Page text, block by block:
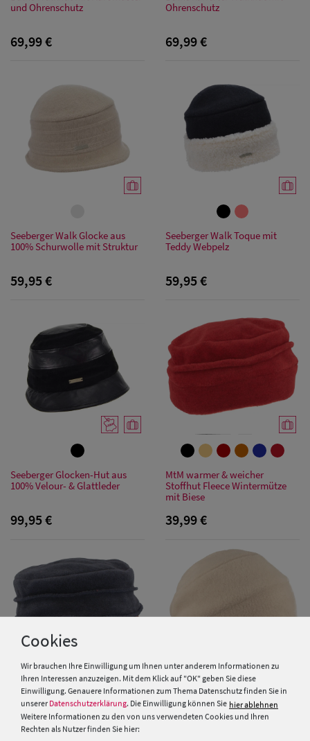
Damen
Baseball Caps
Damen UV-
Damen
Damen
& Visoren
Damen
Snapback Caps
und Ohrenschutz
69,99 €
Ohrenschutz
69,99 €
Seeberger Walk Glocke aus
100% Schurwolle mit Struktur
59,95 €
Seeberger Walk Toque mit
Teddy Webpelz
59,95 €
Seeberger Glocken-Hut aus
100% Velour- & Glattleder
99,95 €
MtM warmer & weicher
Stoffhut Fleece Wintermütze
mit Biese
39,99 €
MtM warmer Fleece-Stoffhut
mit Biese & Multicolor-Rand
Loevenich Polar Soft Fleece
Cookies
Wir brauchen Ihre Einwilligung um Ihnen unter anderem Informationen zu
Ihren Interessen anzuzeigen. Mit dem Klick auf "OK" geben Sie diese
Einwilligung. Genauere Informationen zum Thema Datenschutz finden Sie in
unserer Datenschutzerklärung. Die Einwilligung können Sie hier ablehnen
Weitere Informationen zu den von uns verwendeten Cookies und Ihren
Rechten als Nutzer finden Sie hier: